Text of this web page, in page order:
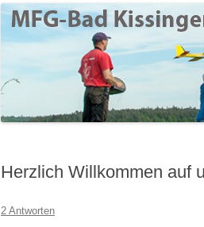
MITGLIEDSCHAFT
FLUGPLATZORDNUNG
BEITRÄGE
2019
2018
2017
Herzlich Willkommen auf
2 Antworten